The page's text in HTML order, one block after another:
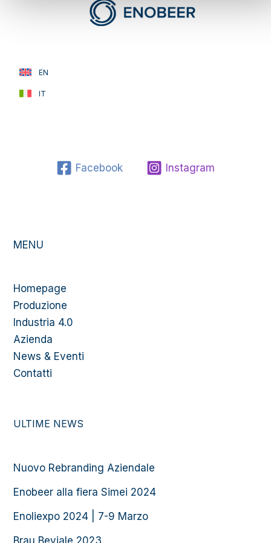
EN
IT
Facebook Instagram
MENU
Homepage
Produzione
Industria 4.0
Azienda
News & Eventi
Contatti
ULTIME NEWS
Nuovo Rebranding Aziendale
Enobeer alla fiera Simei 2024
Enoliexpo 2024 | 7-9 Marzo
Brau Beviale 2023